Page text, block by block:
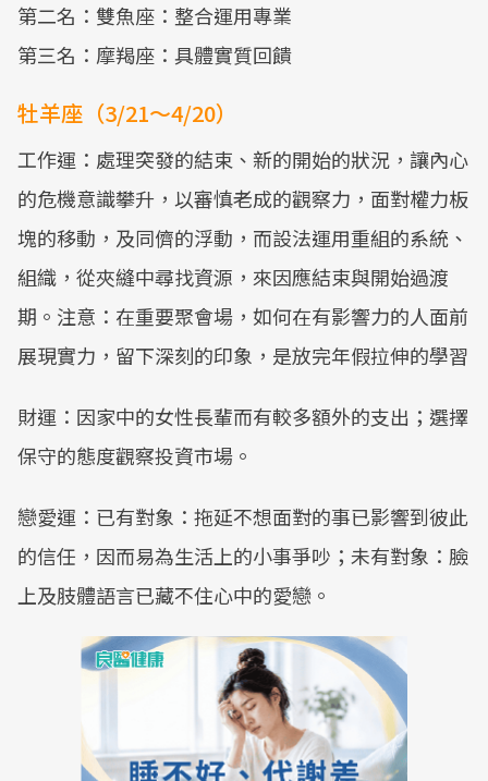
第二名：雙魚座：整合運用專業
第三名：摩羯座：具體實質回饋
牡羊座（3/21～4/20）
工作運：處理突發的結束、新的開始的狀況，讓內心
的危機意識攀升，以審慎老成的觀察力，面對權力板
塊的移動，及同儕的浮動，而設法運用重組的系統、
組織，從夾縫中尋找資源，來因應結束與開始過渡
期。注意：在重要聚會場，如何在有影響力的人面前
展現實力，留下深刻的印象，是放完年假拉伸的學習
財運：因家中的女性長輩而有較多額外的支出；選擇
保守的態度觀察投資市場。
戀愛運：已有對象：拖延不想面對的事已影響到彼此
的信任，因而易為生活上的小事爭吵；未有對象：臉
上及肢體語言已藏不住心中的愛戀。